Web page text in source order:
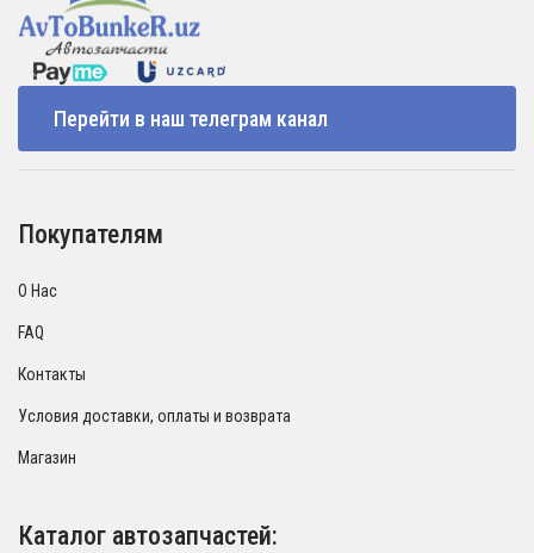
Перейти в наш телеграм канал
Покупателям
О Нас
FAQ
Контакты
Условия доставки, оплаты и возврата
Магазин
Каталог автозапчастей: